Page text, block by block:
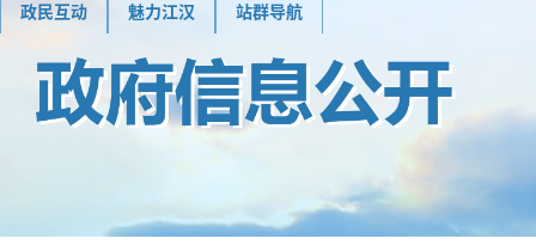
政民互动 魅力江汉 站群导航